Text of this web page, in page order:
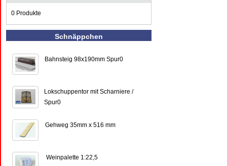
0 Produkte
Schnäppchen
Bahnsteig 98x190mm Spur0
Lokschuppentor mit Scharniere /
Spur0
Gehweg 35mm x 516 mm
Weinpalette 1:22,5